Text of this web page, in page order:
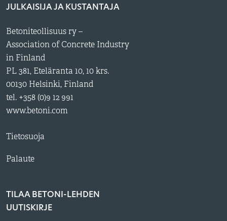
JULKAISIJA JA KUSTANTAJA
Betoniteollisuus ry –
Association of Concrete Industry
in Finland
PL 381, Eteläranta 10, 10 krs.
00130 Helsinki, Finland
tel. +358 (0)9 12 991
www.betoni.com
Tietosuoja
Palaute
TILAA BETONI-LEHDEN
UUTISKIRJE